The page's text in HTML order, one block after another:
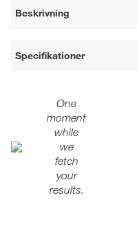
Beskrivning
Specifikationer
One
moment
while
we
fetch
your
results.